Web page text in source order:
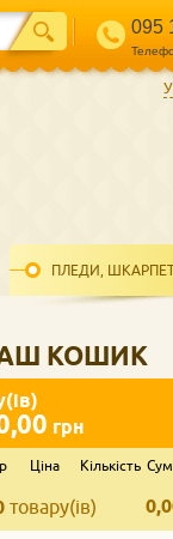
095
ПЛЕДИ,
КОШИК
грн
Ціна Кількість
товару(ів)